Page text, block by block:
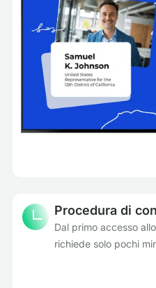
Procedura di
Dal primo accesso
richiede solo pochi